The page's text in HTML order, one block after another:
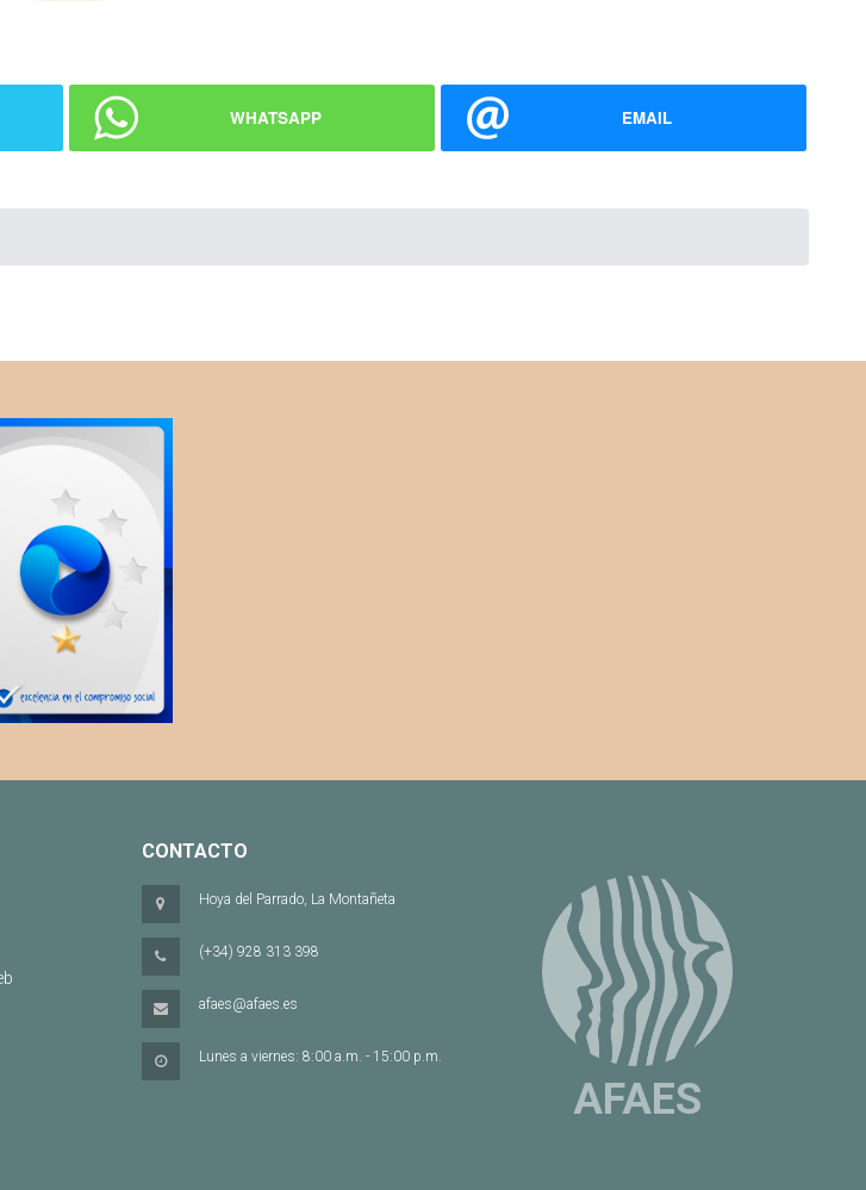
WHATSAPP EMAIL
CONTACTO
Hoya del Parrado, La Montañeta
(+34) 928 313 398
afaes@afaes.es
Lunes a viernes: 8:00 a.m. - 15:00 p.m.
AFAES